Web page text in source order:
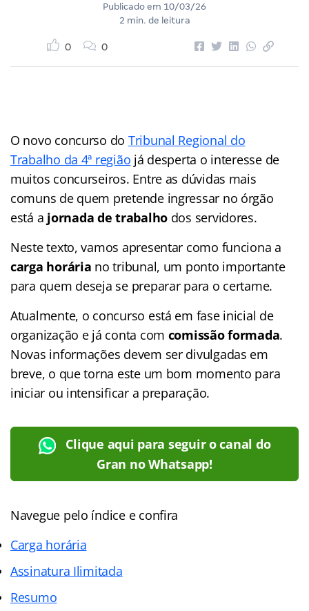
Publicado em 10/03/26
2 min. de leitura
0 0
O novo concurso do Tribunal Regional do
Trabalho da 4ª região já desperta o interesse de
muitos concurseiros. Entre as dúvidas mais
comuns de quem pretende ingressar no órgão
está a jornada de trabalho dos servidores.
Neste texto, vamos apresentar como funciona a
carga horária no tribunal, um ponto importante
para quem deseja se preparar para o certame.
Atualmente, o concurso está em fase inicial de
organização e já conta com comissão formada.
Novas informações devem ser divulgadas em
breve, o que torna este um bom momento para
iniciar ou intensificar a preparação.
Clique aqui para seguir o canal do
Gran no Whatsapp!
Navegue pelo índice e confira
Carga horária
Assinatura Ilimitada
Resumo